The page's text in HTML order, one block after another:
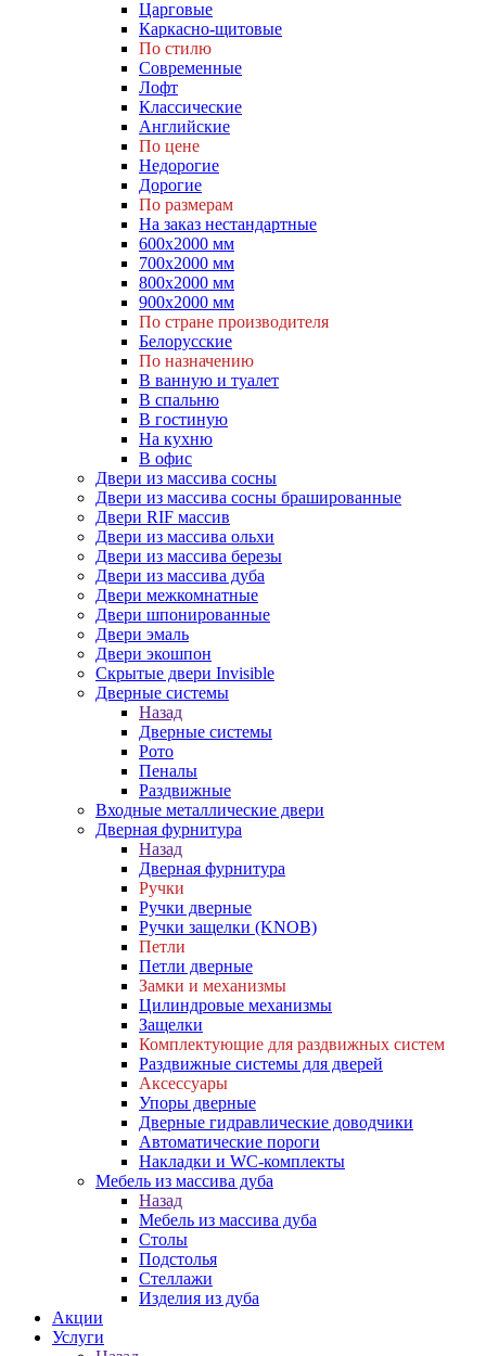
Царговые
Каркасно-щитовые
По стилю
Современные
Лофт
Классические
Английские
По цене
Недорогие
Дорогие
По размерам
На заказ нестандартные
600х2000 мм
700х2000 мм
800х2000 мм
900х2000 мм
По стране производителя
Белорусские
По назначению
В ванную и туалет
В спальню
В гостиную
На кухню
В офис
Двери из массива сосны
Двери из массива сосны брашированные
Двери RIF массив
Двери из массива ольхи
Двери из массива березы
Двери из массива дуба
Двери межкомнатные
Двери шпонированные
Двери эмаль
Двери экошпон
Скрытые двери Invisible
Дверные системы
Назад
Дверные системы
Рото
Пеналы
Раздвижные
Входные металлические двери
Дверная фурнитура
Назад
Дверная фурнитура
Ручки
Ручки дверные
Ручки защелки (KNOB)
Петли
Петли дверные
Замки и механизмы
Цилиндровые механизмы
Защелки
Комплектующие для раздвижных систем
Раздвижные системы для дверей
Аксессуары
Упоры дверные
Дверные гидравлические доводчики
Автоматические пороги
Накладки и WC-комплекты
Мебель из массива дуба
Назад
Мебель из массива дуба
Столы
Подстолья
Стеллажи
Изделия из дуба
Акции
Услуги